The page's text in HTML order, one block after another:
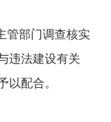
管部门调查核实
违法建设有关
以配合。